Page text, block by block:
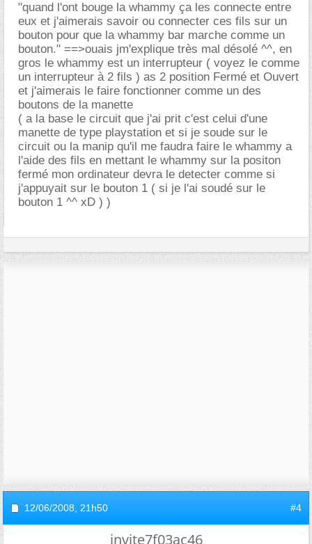
"quand l'ont bouge la whammy ça les connecte entre
eux et j'aimerais savoir ou connecter ces fils sur un
bouton pour que la whammy bar marche comme un
bouton." ==>ouais jm'explique très mal désolé ^^, en
gros le whammy est un interrupteur ( voyez le comme
un interrupteur à 2 fils ) as 2 position Fermé et Ouvert
et j'aimerais le faire fonctionner comme un des
boutons de la manette
( a la base le circuit que j'ai prit c'est celui d'une
manette de type playstation et si je soude sur le
circuit ou la manip qu'il me faudra faire le whammy a
l'aide des fils en mettant le whammy sur la positon
fermé mon ordinateur devra le detecter comme si
j'appuyait sur le bouton 1 ( si je l'ai soudé sur le
bouton 1 ^^ xD ) )
12/06/2008, 21h50 #4
invite7f03ac46